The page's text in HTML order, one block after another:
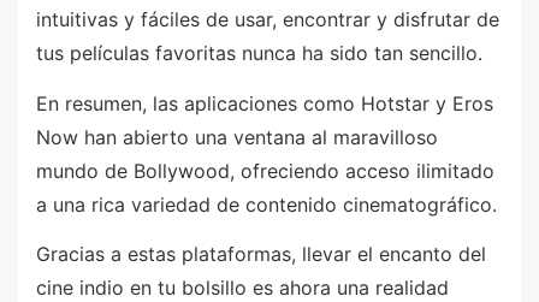
intuitivas y fáciles de usar, encontrar y disfrutar de
tus películas favoritas nunca ha sido tan sencillo.
En resumen, las aplicaciones como Hotstar y Eros
Now han abierto una ventana al maravilloso
mundo de Bollywood, ofreciendo acceso ilimitado
a una rica variedad de contenido cinematográfico.
Gracias a estas plataformas, llevar el encanto del
cine indio en tu bolsillo es ahora una realidad